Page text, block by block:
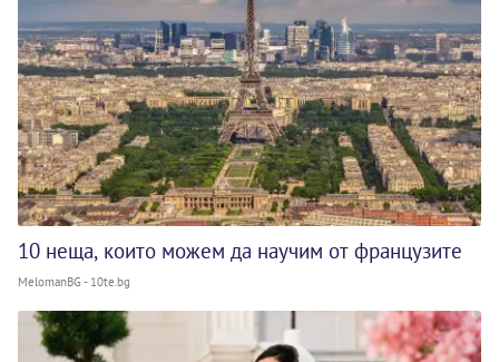
10 неща, които можем да научим от французите
MelomanBG - 10te.bg